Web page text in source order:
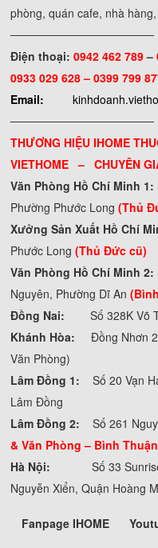
phòng, quán cafe, nhà
──────────────────
Điện thoại:0942 462 789–
0933 029 628 – 0399 799
Email:
──────────────────
THƯƠNG HIỆU IHOME
VIETHOME – CHUYÊN
Văn Phòng Hồ Chí Minh 1:
Phường Phước Long(Thủ
Xưởng Sản Xuất Hồ Chí
Phước Long(Thủ Đức cũ)
Văn Phòng Hồ Chí Minh 2:
Nguyên, Phường Dĩ An
Đồng Nai:Số 328K Võ
Khánh Hòa:
Đồng Nhơn
Văn Phòng)
Lâm Đồng 1:Số 20 Vạn
Lâm Đồng
Lâm Đồng 2:Số 261
& Văn Phòng – Bình
Hà Nội:Số 33
Nguyễn Xiển, Quận Hoàng
Fanpage IHOME